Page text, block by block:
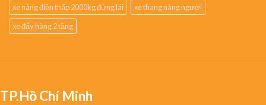
xe nâng điện thấp 2000kg đứng lái
xe thang nâng người
xe đẩy hàng 2 tầng
TP.Hồ Chí Minh